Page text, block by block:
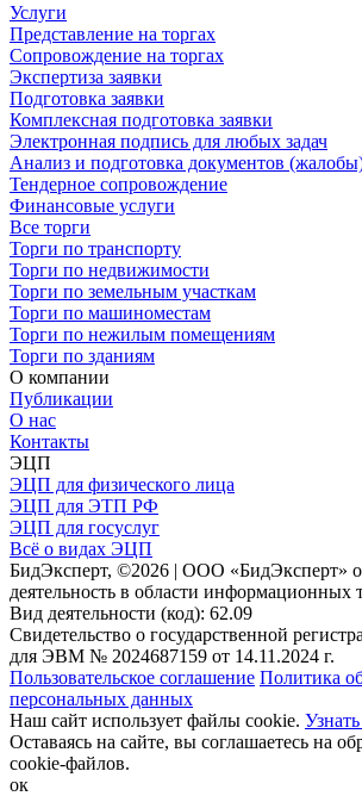
Услуги
Представление на торгах
Сопровождение на торгах
Экспертиза заявки
Подготовка заявки
Комплексная подготовка заявки
Электронная подпись для любых задач
Анализ и подготовка документов
Тендерное сопровождение
Финансовые услуги
Все торги
Торги по транспорту
Торги по недвижимости
Торги по земельным участкам
Торги по машиноместам
Торги по нежилым помещениям
Торги по зданиям
О компании
Публикации
О нас
Контакты
ЭЦП
ЭЦП для физического лица
ЭЦП для ЭТП РФ
ЭЦП для госуслуг
Всё о видах ЭЦП
БидЭксперт, ©2026 | ООО «БидЭксперт»
деятельность в области информационных
Вид деятельности (код): 62.09
Свидетельство о государственной
для ЭВМ № 2024687159 от 14.11.2024 г.
Пользовательское соглашение Политика
персональных данных
Наш сайт использует файлы cookie.
Оставаясь на сайте, вы соглашаетесь на
cookie-файлов.
ок